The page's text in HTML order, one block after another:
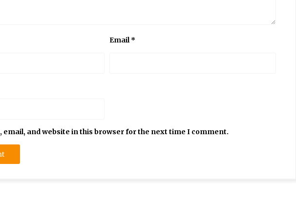
Email*
email, and website in this browser for the next time I comment.